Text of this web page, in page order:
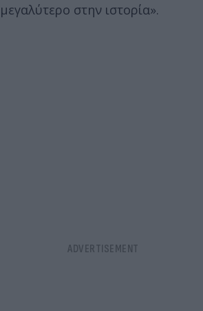
μεγαλύτερο στην ιστορία».